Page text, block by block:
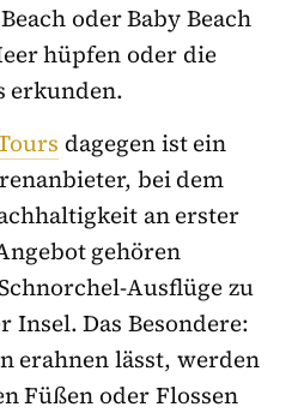
oder Baby Beach
hüpfen oder die
erkunden.
dagegen ist ein
bei dem
an erster
gehören
Ausflüge zu
Insel. Das Besondere:
erahnen lässt, werden
Füßen oder Flossen